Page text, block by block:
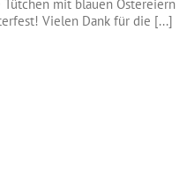
mit blauen Ostereiern
Vielen Dank für die [...]